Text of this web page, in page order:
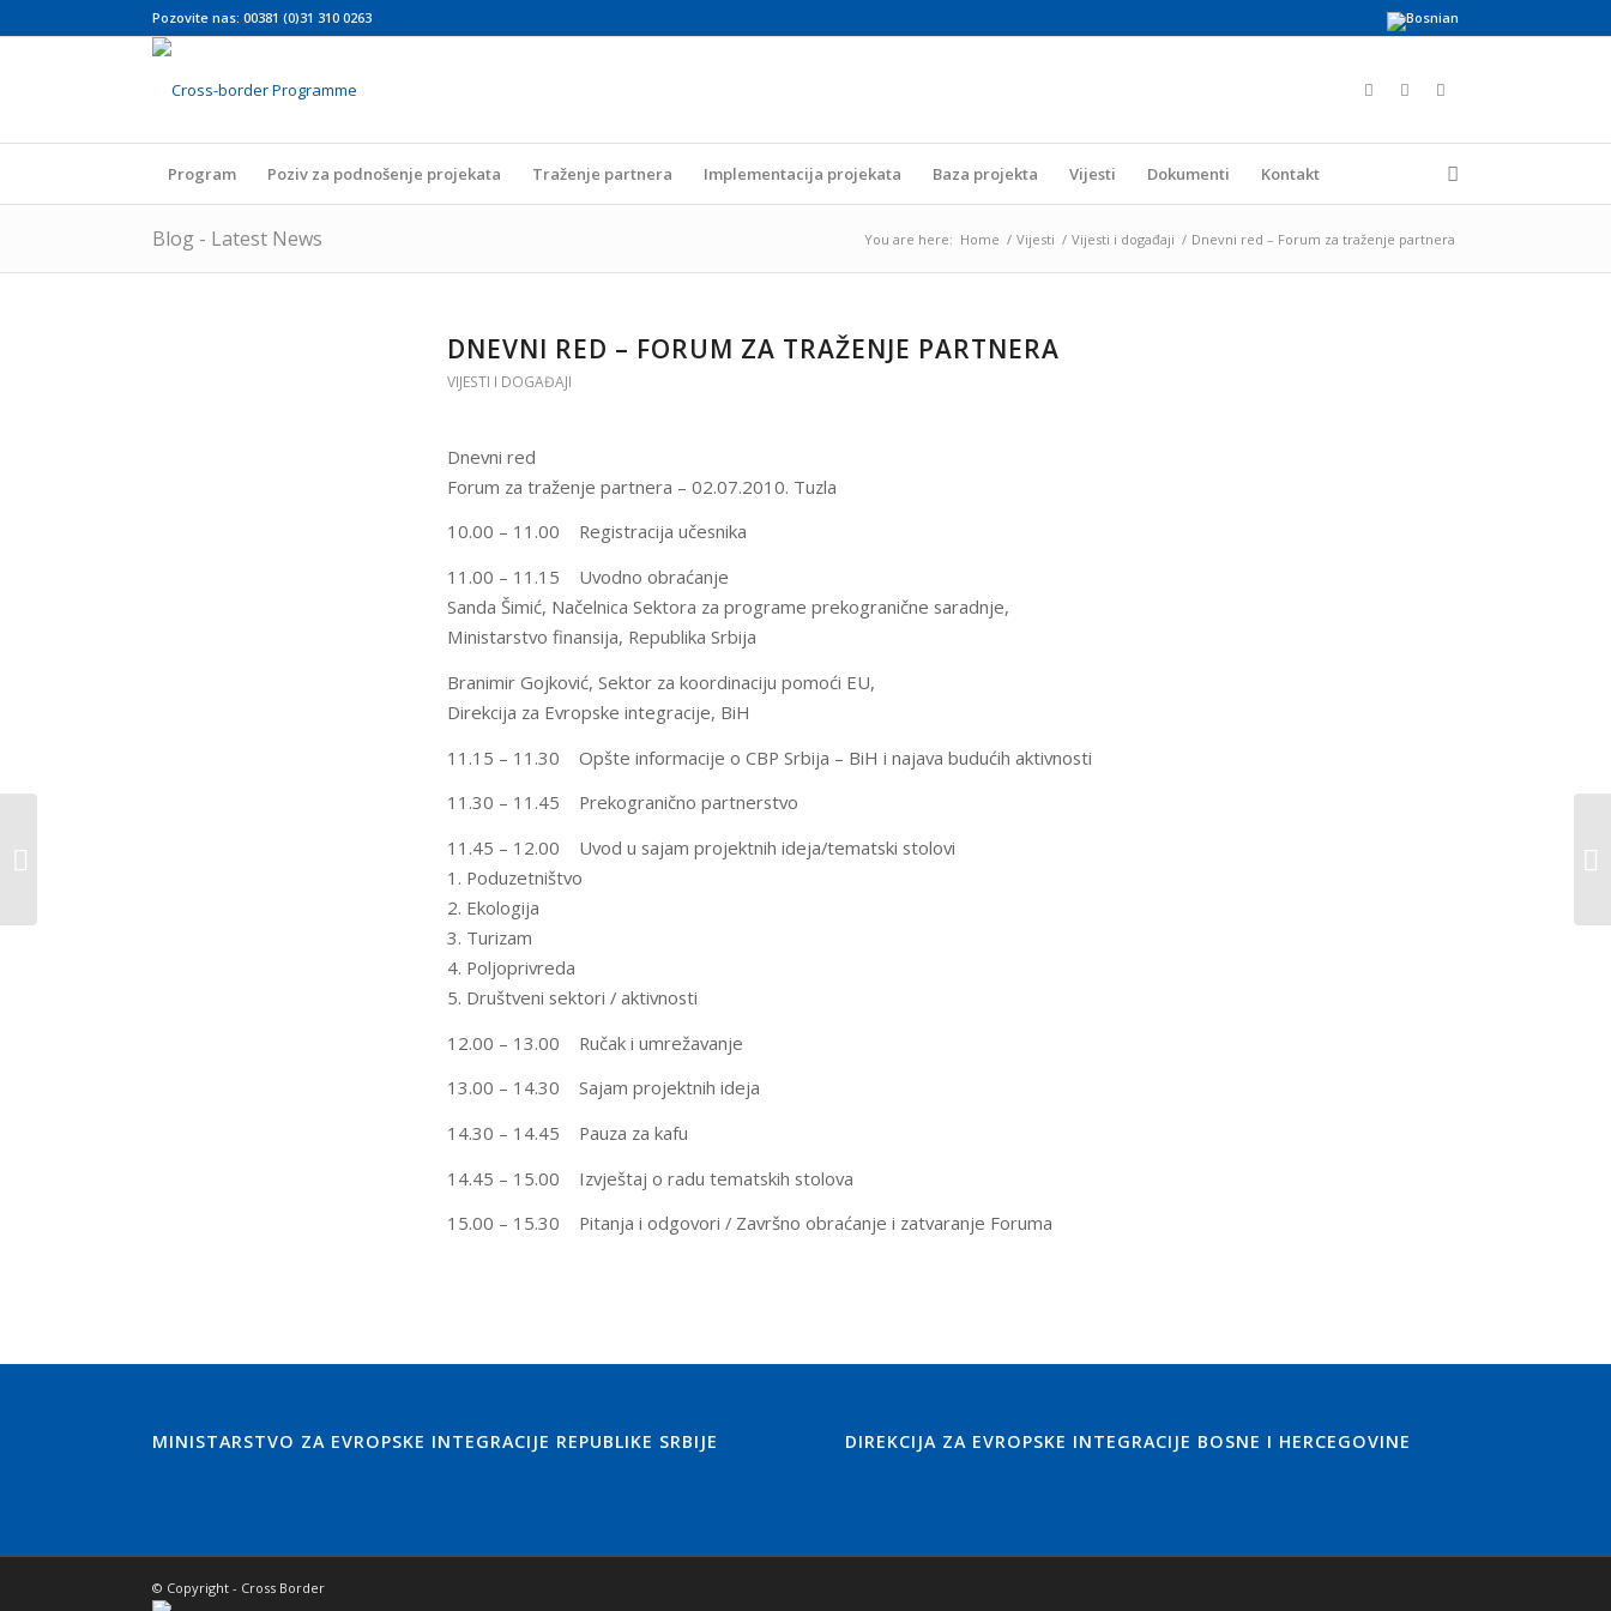
Pozovite nas: 00381 (0)31 310 0263
Program Poziv za podnošenje projekata Traženje partnera Implementacija projekata Baza projekta Vijesti Dokumenti Kontakt
Blog - Latest News You are here: Home / Vijesti / Vijesti i događaji / Dnevni red – Forum za traženje partnera
DNEVNI RED – FORUM ZA TRAŽENJE PARTNERA
VIJESTI I DOGAĐAJI
Dnevni red
Forum za traženje partnera – 02.07.2010. Tuzla
10.00 – 11.00 Registracija učesnika
11.00 – 11.15 Uvodno obraćanje
Sanda Šimić, Načelnica Sektora za programe prekogranične saradnje,
Ministarstvo finansija, Republika Srbija
Branimir Gojković, Sektor za koordinaciju pomoći EU,
Direkcija za Evropske integracije, BiH
11.15 – 11.30 Opšte informacije o CBP Srbija – BiH i najava budućih aktivnosti
11.30 – 11.45 Prekogranično partnerstvo
11.45 – 12.00 Uvod u sajam projektnih ideja/tematski stolovi
1. Poduzetništvo
2. Ekologija
3. Turizam
4. Poljoprivreda
5. Društveni sektori / aktivnosti
12.00 – 13.00 Ručak i umrežavanje
13.00 – 14.30 Sajam projektnih ideja
14.30 – 14.45 Pauza za kafu
14.45 – 15.00 Izvještaj o radu tematskih stolova
15.00 – 15.30 Pitanja i odgovori / Završno obraćanje i zatvaranje Foruma
MINISTARSTVO ZA EVROPSKE INTEGRACIJE REPUBLIKE SRBIJE DIREKCIJA ZA EVROPSKE INTEGRACIJE BOSNE I HERCEGOVINE
© Copyright - Cross Border